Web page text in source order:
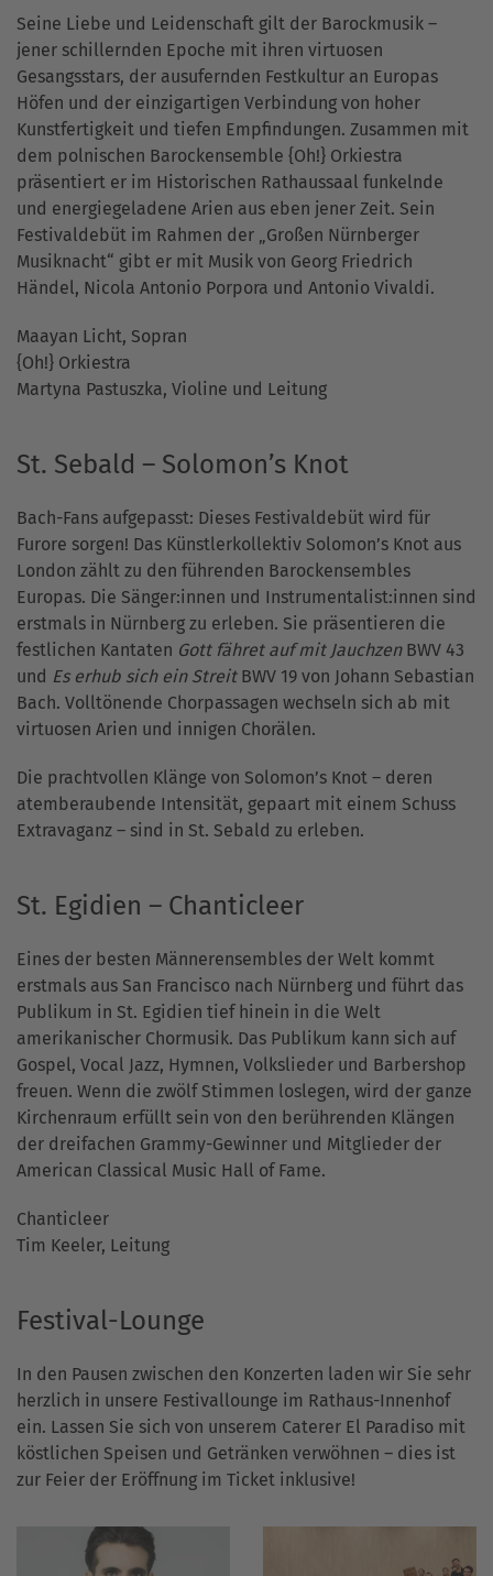
Seine Liebe und Leidenschaft gilt der Barockmusik –
jener schillernden Epoche mit ihren virtuosen
Gesangsstars, der ausufernden Festkultur an Europas
Höfen und der einzigartigen Verbindung von hoher
Kunstfertigkeit und tiefen Empfindungen. Zusammen mit
dem polnischen Barockensemble {Oh!} Orkiestra
präsentiert er im Historischen Rathaussaal funkelnde
und energiegeladene Arien aus eben jener Zeit. Sein
Festivaldebüt im Rahmen der „Großen Nürnberger
Musiknacht“ gibt er mit Musik von Georg Friedrich
Händel, Nicola Antonio Porpora und Antonio Vivaldi.
Maayan Licht, Sopran
{Oh!} Orkiestra
Martyna Pastuszka, Violine und Leitung
St. Sebald – Solomon’s Knot
Bach-Fans aufgepasst: Dieses Festivaldebüt wird für
Furore sorgen! Das Künstlerkollektiv Solomon’s Knot aus
London zählt zu den führenden Barockensembles
Europas. Die Sänger:innen und Instrumentalist:innen sind
erstmals in Nürnberg zu erleben. Sie präsentieren die
festlichen Kantaten Gott fähret auf mit JauchzenBWV 43
und Es erhub sich ein StreitBWV 19 von Johann Sebastian
Bach. Volltönende Chorpassagen wechseln sich ab mit
virtuosen Arien und innigen Chorälen.
Die prachtvollen Klänge von Solomon’s Knot – deren
atemberaubende Intensität, gepaart mit einem Schuss
Extravaganz – sind in St. Sebald zu erleben.
St. Egidien – Chanticleer
Eines der besten Männerensembles der Welt kommt
erstmals aus San Francisco nach Nürnberg und führt das
Publikum in St. Egidien tief hinein in die Welt
amerikanischer Chormusik. Das Publikum kann sich auf
Gospel, Vocal Jazz, Hymnen, Volkslieder und Barbershop
freuen. Wenn die zwölf Stimmen loslegen, wird der ganze
Kirchenraum erfüllt sein von den berührenden Klängen
der dreifachen Grammy-Gewinner und Mitglieder der
American Classical Music Hall of Fame.
Chanticleer
Tim Keeler, Leitung
Festival-Lounge
In den Pausen zwischen den Konzerten laden wir Sie sehr
herzlich in unsere Festivallounge im Rathaus-Innenhof
ein. Lassen Sie sich von unserem Caterer El Paradiso mit
köstlichen Speisen und Getränken verwöhnen – dies ist
zur Feier der Eröffnung im Ticket inklusive!